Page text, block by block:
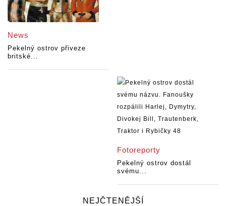
News
Pekelný ostrov přiveze
britské...
Fotoreporty
Pekelný ostrov dostál
svému...
NEJČTENĚJŠÍ